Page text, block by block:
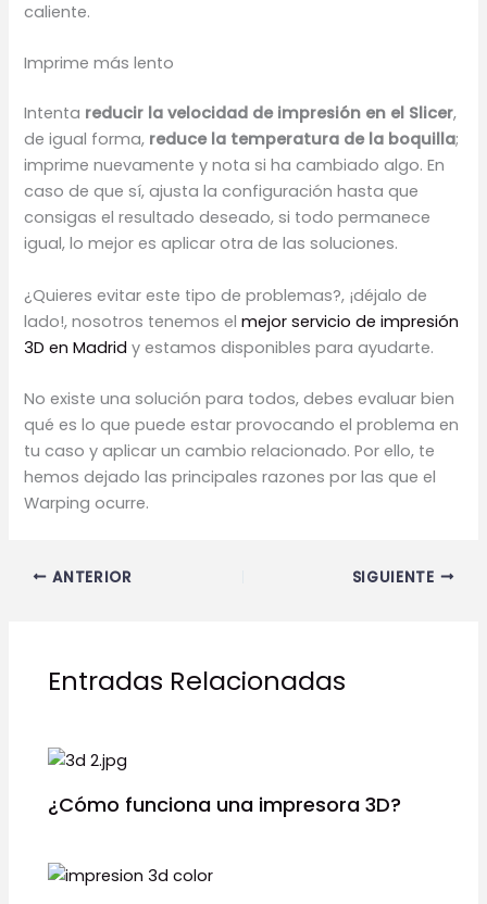
caliente.
Imprime más lento
Intenta reducir la velocidad de impresión en el Slicer,
de igual forma, reduce la temperatura de la boquilla;
imprime nuevamente y nota si ha cambiado algo. En
caso de que sí, ajusta la configuración hasta que
consigas el resultado deseado, si todo permanece
igual, lo mejor es aplicar otra de las soluciones.
¿Quieres evitar este tipo de problemas?, ¡déjalo de
lado!, nosotros tenemos elmejor servicio de impresión
3D en Madrid y estamos disponibles para ayudarte.
No existe una solución para todos, debes evaluar bien
qué es lo que puede estar provocando el problema en
tu caso y aplicar un cambio relacionado. Por ello, te
hemos dejado las principales razones por las que el
Warping ocurre.
ANTERIOR SIGUIENTE
Entradas Relacionadas
¿Cómo funciona una impresora 3D?